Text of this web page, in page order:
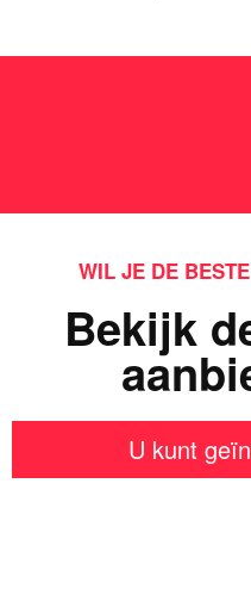
WIL JE DE
Bekijk
U kunt